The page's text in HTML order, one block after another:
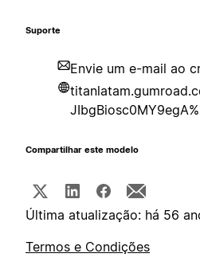
Suporte
Envie um e-mail ao
Compartilhar este modelo
Última atualização: há 56
Termos e Condições